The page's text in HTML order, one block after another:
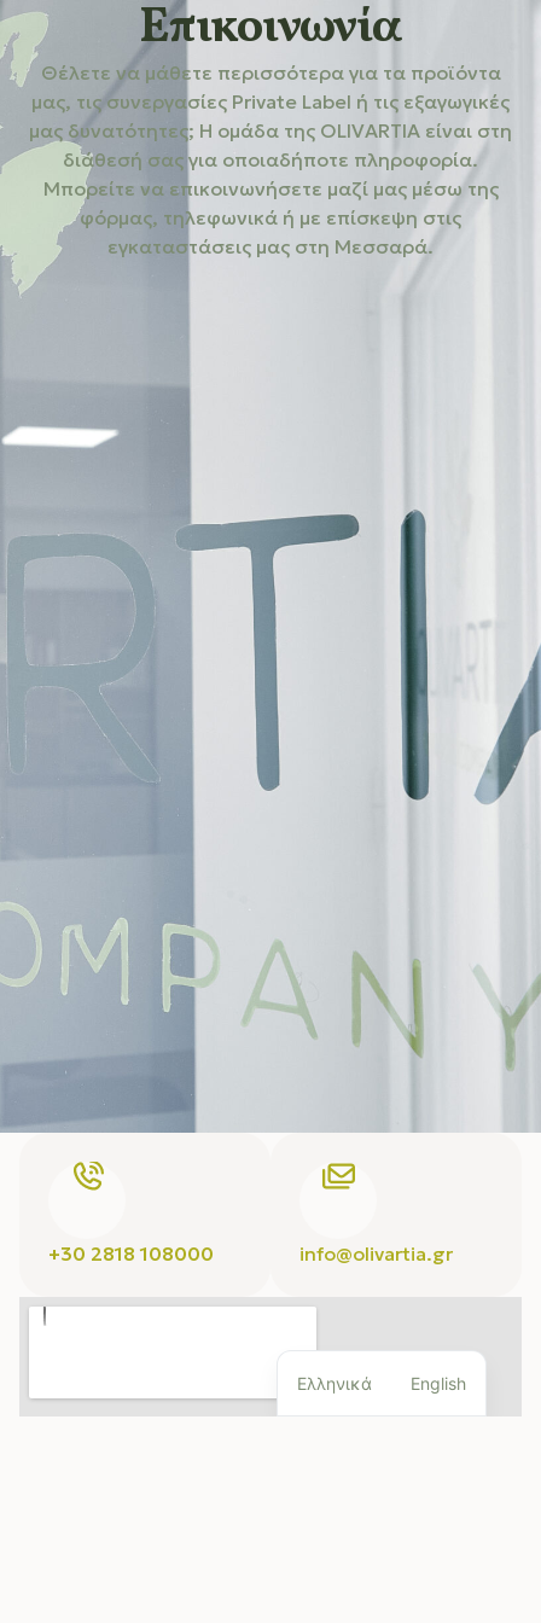
Επικοινωνία
Θέλετε να μάθετε περισσότερα για τα προϊόντα
μας, τις συνεργασίες Private Label ή τις εξαγωγικές
μας δυνατότητες; Η ομάδα της OLIVARTIA είναι στη
διάθεσή σας για οποιαδήποτε πληροφορία.
Μπορείτε να επικοινωνήσετε μαζί μας μέσω της
φόρμας, τηλεφωνικά ή με επίσκεψη στις
εγκαταστάσεις μας στη Μεσσαρά.
+30 2818 108000 info@olivartia.gr
Ελληνικά English